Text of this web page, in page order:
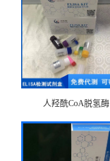
人羟酰CoA脱氢酶